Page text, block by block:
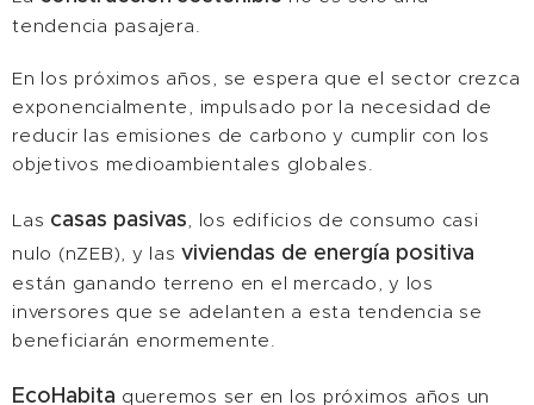
tendencia pasajera.
En los próximos años, se espera que el sector crezca
exponencialmente, impulsado por la necesidad de
reducir las emisiones de carbono y cumplir con los
objetivos medioambientales globales.
Las casas pasivas, los edificios de consumo casi
nulo (nZEB), y lasviviendas de energía positiva
están ganando terreno en el mercado, y los
inversores que se adelanten a esta tendencia se
beneficiarán enormemente.
EcoHabita queremos ser en los próximos años un